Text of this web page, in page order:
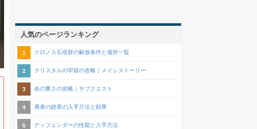
人気のページランキング
クロノス石塔群の解放条件と場所一覧
クリスタルの牢獄の攻略｜メインストーリー
命の重さの攻略｜サブクエスト
勇者の紋章の入手方法と効果
ディフェンダーの性能と入手方法